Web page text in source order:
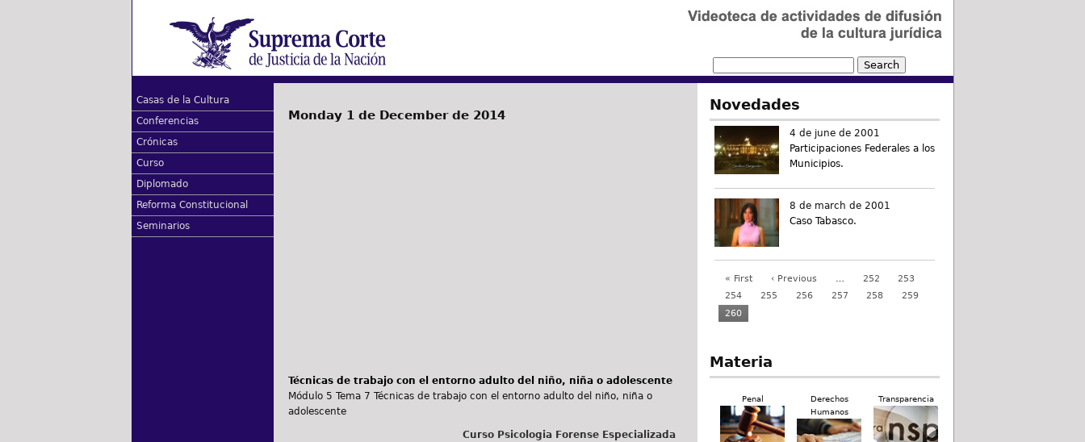
Casas de la Cultura
Conferencias
Crónicas
Curso
Diplomado
Reforma Constitucional
Seminarios
Monday 1 de December de 2014
Técnicas de trabajo con el entorno adulto del niño, niña o adolescente
Módulo 5 Tema 7 Técnicas de trabajo con el entorno adulto del niño, niña o
adolescente
Curso Psicologia Forense Especializada
Novedades
4 de june de 2001
Participaciones Federales a los
Municipios.
8 de march de 2001
Caso Tabasco.
« First ‹ Previous … 252
253
254
255 256 257 258
259
260
Materia
Penal
Derechos
Humanos
Transparencia